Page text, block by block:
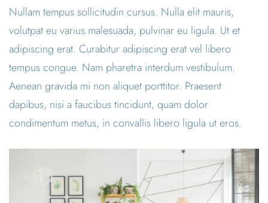
Nullam tempus sollicitudin cursus. Nulla elit mauris,
volutpat eu varius malesuada, pulvinar eu ligula. Ut et
adipiscing erat. Curabitur adipiscing erat vel libero
tempus congue. Nam pharetra interdum vestibulum.
Aenean gravida mi non aliquet porttitor. Praesent
dapibus, nisi a faucibus tincidunt, quam dolor
condimentum metus, in convallis libero ligula ut eros.